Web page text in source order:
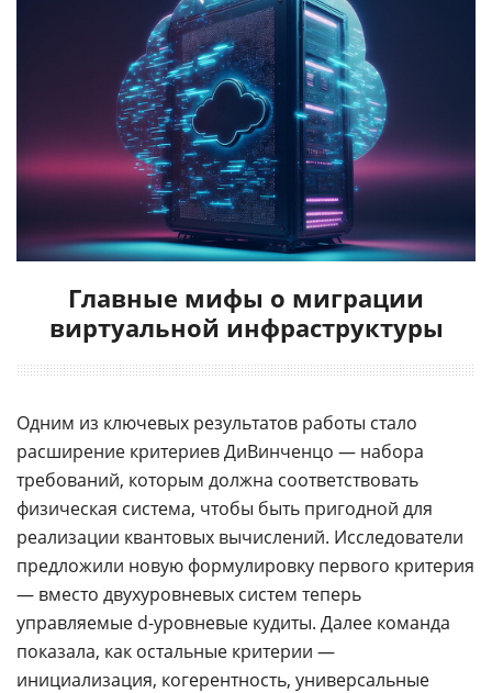
Главные мифы о миграции
виртуальной инфраструктуры
Одним из ключевых результатов работы стало
расширение критериев ДиВинченцо — набора
требований, которым должна соответствовать
физическая система, чтобы быть пригодной для
реализации квантовых вычислений. Исследователи
предложили новую формулировку первого критерия
— вместо двухуровневых систем теперь
управляемые d-уровневые кудиты. Далее команда
показала, как остальные критерии —
инициализация, когерентность, универсальные